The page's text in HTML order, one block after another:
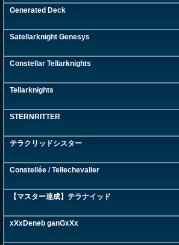
Generated Deck
Satellarknight Genesys
Constellar Tellarknights
Tellarknights
STERNRITTER
テラクリッドシスター
Constellée / Tellechevalier
【マスター達成】テラナイッド
xXxDeneb ganGxXx